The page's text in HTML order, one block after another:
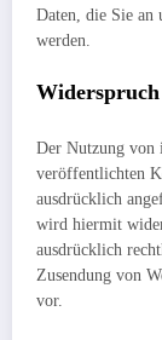
Daten, die Sie an
werden.
Der Nutzung von
veröffentlichten
ausdrücklich
wird hiermit
ausdrücklich
Zusendung von
vor.